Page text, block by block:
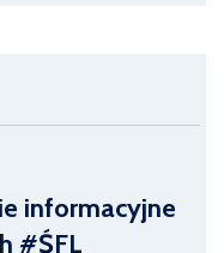
informacyjne
#ŚFL